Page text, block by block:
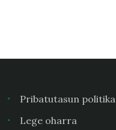
Pribatutasun politika
Lege oharra